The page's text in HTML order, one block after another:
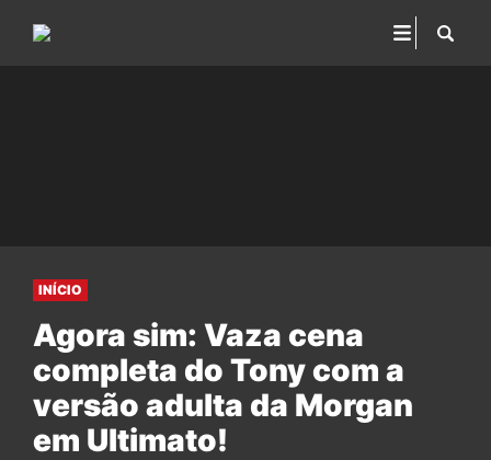
INÍCIO
Agora sim: Vaza cena
completa do Tony com a
versão adulta da Morgan
em Ultimato!